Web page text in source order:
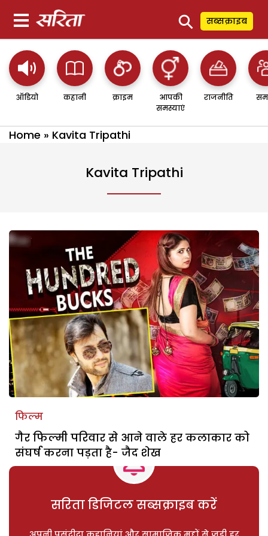
⚲ सब्सक्राइब
ऑडियो कहानी क्राइम
आपकी
समस्याएं
राजनीति
Home » Kavita Tripathi
Kavita Tripathi
फिल्म
गैर फिल्मी परिवार से आने वाले हर कलाकार को
संघर्ष करना पड़ता है- जैद शेख
सरिता डिजिटल सब्सक्राइब करें